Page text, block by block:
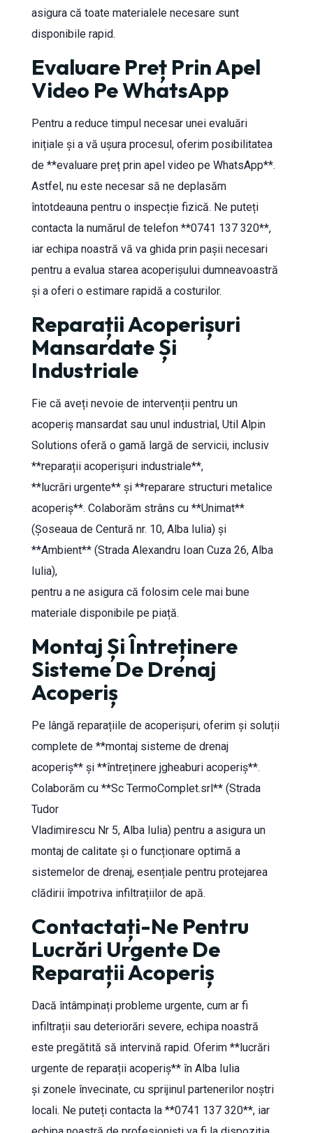
asigura că toate materialele necesare sunt
disponibile rapid.
Evaluare Preț Prin Apel
Video Pe WhatsApp
Pentru a reduce timpul necesar unei evaluări
inițiale și a vă ușura procesul, oferim posibilitatea
de **evaluare preț prin apel video pe WhatsApp**.
Astfel, nu este necesar să ne deplasăm
întotdeauna pentru o inspecție fizică. Ne puteți
contacta la numărul de telefon **0741 137 320**,
iar echipa noastră vă va ghida prin pașii necesari
pentru a evalua starea acoperișului dumneavoastră
și a oferi o estimare rapidă a costurilor.
Reparații Acoperișuri
Mansardate Și
Industriale
Fie că aveți nevoie de intervenții pentru un
acoperiș mansardat sau unul industrial, Util Alpin
Solutions oferă o gamă largă de servicii, inclusiv
**reparații acoperișuri industriale**,
**lucrări urgente** și **reparare structuri metalice
acoperiș**. Colaborăm strâns cu **Unimat**
(Șoseaua de Centură nr. 10, Alba Iulia) și
**Ambient** (Strada Alexandru Ioan Cuza 26, Alba
Iulia),
pentru a ne asigura că folosim cele mai bune
materiale disponibile pe piață.
Montaj Și Întreținere
Sisteme De Drenaj
Acoperiș
Pe lângă reparațiile de acoperișuri, oferim și soluții
complete de **montaj sisteme de drenaj
acoperiș** și **întreținere jgheaburi acoperiș**.
Colaborăm cu **Sc TermoComplet.srl** (Strada
Tudor
Vladimirescu Nr 5, Alba Iulia) pentru a asigura un
montaj de calitate și o funcționare optimă a
sistemelor de drenaj, esențiale pentru protejarea
clădirii împotriva infiltrațiilor de apă.
Contactați-Ne Pentru
Lucrări Urgente De
Reparații Acoperiș
Dacă întâmpinați probleme urgente, cum ar fi
infiltrații sau deteriorări severe, echipa noastră
este pregătită să intervină rapid. Oferim **lucrări
urgente de reparații acoperiș** în Alba Iulia
și zonele învecinate, cu sprijinul partenerilor noștri
locali. Ne puteți contacta la **0741 137 320**, iar